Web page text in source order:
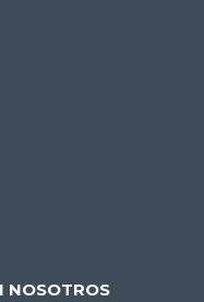
NOSOTROS